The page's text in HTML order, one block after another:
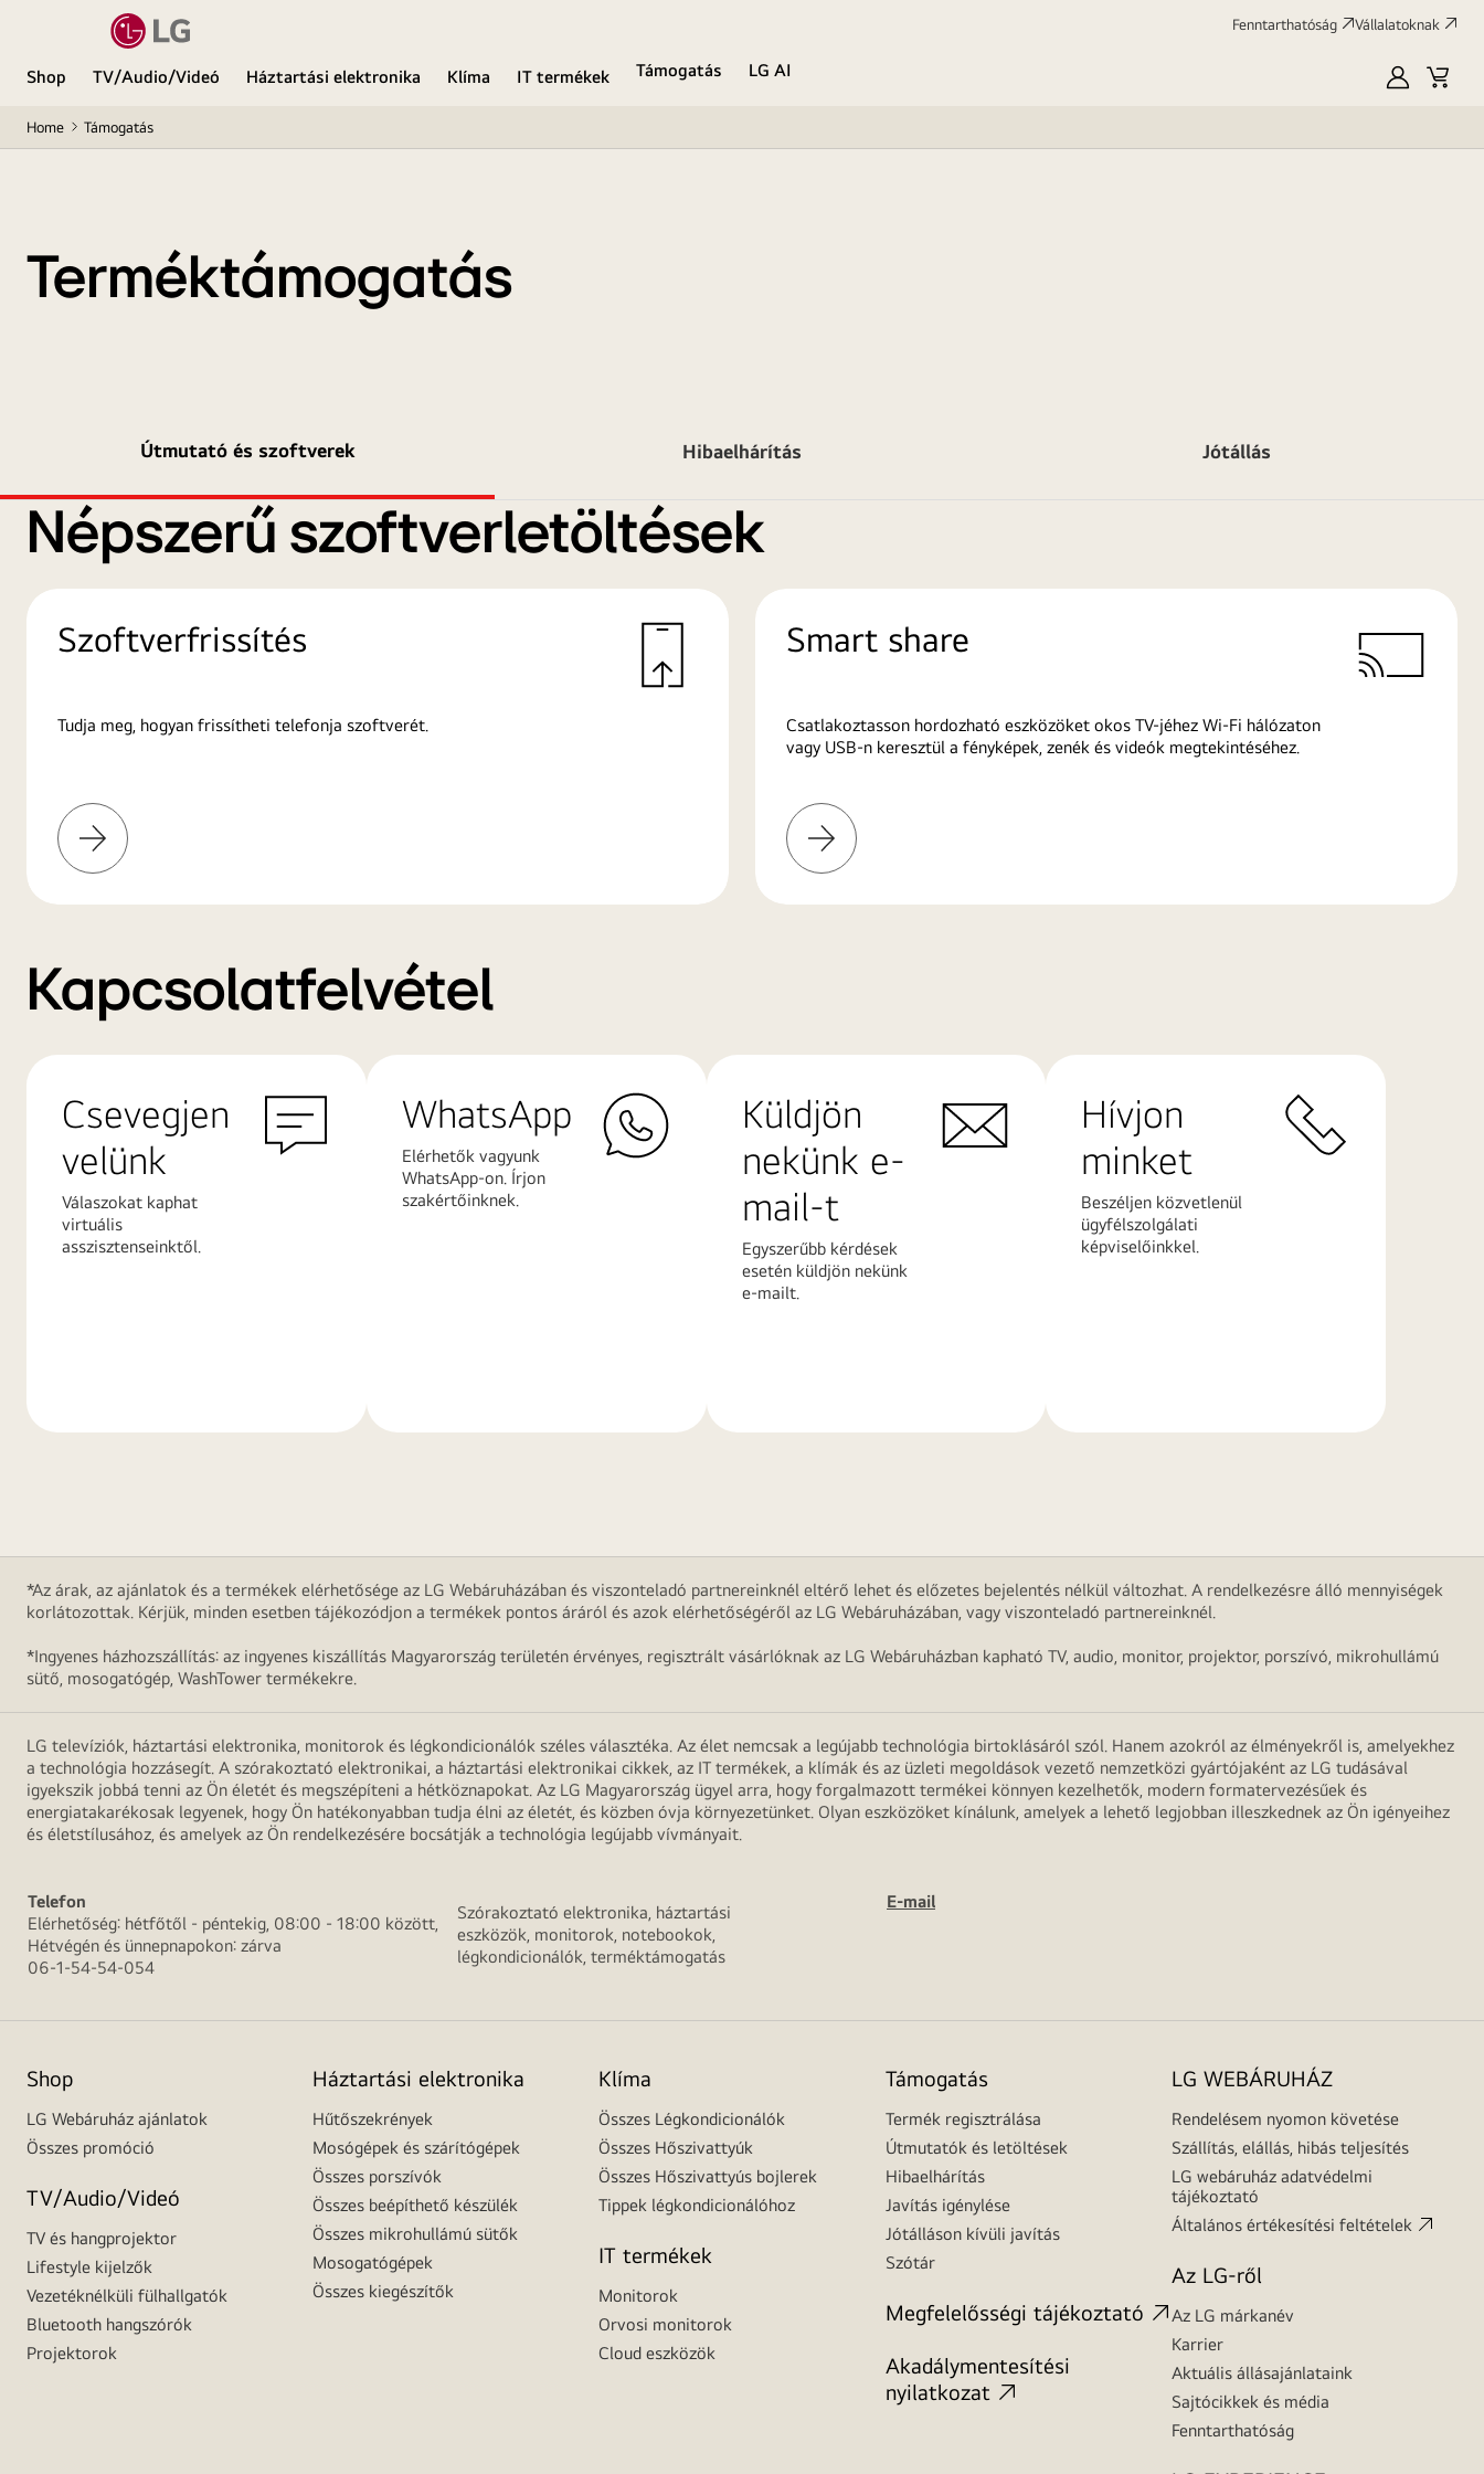
Fenntarthatóság Vállalatoknak
Shop TV/Audio/Videó Háztartási elektronika Klíma IT termékek Támogatás
LG AI
SajátKosár
Home Támogatás
Terméktámogatás
Útmutató és szoftverek Hibaelhárítás Jótállás
Népszerű szoftverletöltések
Szoftverfrissítés
Tudja meg, hogyan frissítheti telefonja szoftverét.
További
információk
Smart share
Csatlakoztasson hordozható eszközöket okos TV-jéhez Wi-Fi hálózaton
vagy USB-n keresztül a fényképek, zenék és videók megtekintéséhez.
További
információk
Kapcsolatfelvétel
Csevegjen
velünk
Válaszokat kaphat
virtuális
asszisztenseinktől.
WhatsApp
Elérhetők vagyunk
WhatsApp-on. Írjon
szakértőinknek.
Küldjön
nekünk e-
mail-t
Egyszerűbb kérdések
esetén küldjön nekünk
e-mailt.
Hívjon
minket
Beszéljen közvetlenül
ügyfélszolgálati
képviselőinkkel.
*Az árak, az ajánlatok és a termékek elérhetősége az LG Webáruházában és viszonteladó partnereinknél eltérő lehet és előzetes bejelentés nélkül változhat. A rendelkezésre álló mennyiségek
korlátozottak. Kérjük, minden esetben tájékozódjon a termékek pontos áráról és azok elérhetőségéről az LG Webáruházában, vagy viszonteladó partnereinknél.
*Ingyenes házhozszállítás: az ingyenes kiszállítás Magyarország területén érvényes, regisztrált vásárlóknak az LG Webáruházban kapható TV, audio, monitor, projektor, porszívó, mikrohullámú
sütő, mosogatógép, WashTower termékekre.
LG televíziók, háztartási elektronika, monitorok és légkondicionálók széles választéka. Az élet nemcsak a legújabb technológia birtoklásáról szól. Hanem azokról az élményekről is, amelyekhez
a technológia hozzásegít. A szórakoztató elektronikai, a háztartási elektronikai cikkek, az IT termékek, a klímák és az üzleti megoldások vezető nemzetközi gyártójaként az LG tudásával
igyekszik jobbá tenni az Ön életét és megszépíteni a hétköznapokat. Az LG Magyarország ügyel arra, hogy forgalmazott termékei könnyen kezelhetők, modern formatervezésűek és
energiatakarékosak legyenek, hogy Ön hatékonyabban tudja élni az életét, és közben óvja környezetünket. Olyan eszközöket kínálunk, amelyek a lehető legjobban illeszkednek az Ön igényeihez
és életstílusához, és amelyek az Ön rendelkezésére bocsátják a technológia legújabb vívmányait.
Telefon
Elérhetőség: hétfőtől - péntekig, 08:00 - 18:00 között,
Hétvégén és ünnepnapokon: zárva
06-1-54-54-054
Szórakoztató elektronika, háztartási
eszközök, monitorok, notebookok,
légkondicionálók, terméktámogatás
E-mail
Shop
LG Webáruház ajánlatok
Összes promóció
TV/Audio/Videó
TV és hangprojektor
Lifestyle kijelzők
Vezetéknélküli fülhallgatók
Bluetooth hangszórók
Projektorok
Háztartási elektronika
Hűtőszekrények
Mosógépek és szárítógépek
Összes porszívók
Összes beépíthető készülék
Összes mikrohullámú sütők
Mosogatógépek
Összes kiegészítők
Klíma
Összes Légkondicionálók
Összes Hőszivattyúk
Összes Hőszivattyús bojlerek
Tippek légkondicionálóhoz
IT termékek
Monitorok
Orvosi monitorok
Cloud eszközök
Támogatás
Termék regisztrálása
Útmutatók és letöltések
Hibaelhárítás
Javítás igénylése
Jótálláson kívüli javítás
Szótár
Megfelelősségi tájékoztató
Akadálymentesítési
nyilatkozat
LG WEBÁRUHÁZ
Rendelésem nyomon követése
Szállítás, elállás, hibás teljesítés
LG webáruház adatvédelmi
tájékoztató
Általános értékesítési feltételek
Az LG-ről
Az LG márkanév
Karrier
Aktuális állásajánlataink
Sajtócikkek és média
Fenntarthatóság